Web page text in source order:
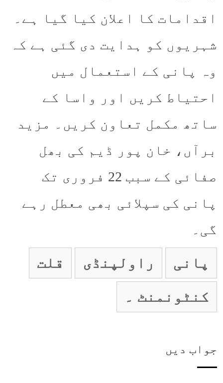
اقدامات کا اعلان کیا گیا ہے۔
شہریوں کو ہدایت دی گئی ہے کہ
وہ پانی کے استعمال میں
احتیاط کریں اور واسا کے
ساتھ مکمل تعاون کریں۔ مزید
برآں، خان پور ڈیم کی بھل
صفائی کے سبب 22 فروری تک
پانی کی سپلائی بھی معطل رہے
گی۔
پانی راولپنڈی قلت
کنٹونمنٹ ۔
جواب دیں